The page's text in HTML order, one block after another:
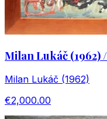
Milan Lukáč (1962)
Milan Lukáč (1962)
€2,000.00